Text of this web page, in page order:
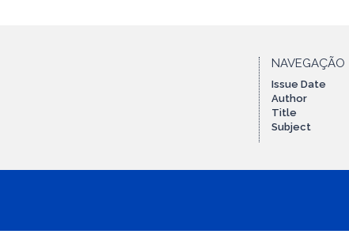
NAVEGAÇÃO
Issue Date
Author
Title
Subject